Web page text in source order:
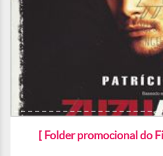
[ Folder promocional do